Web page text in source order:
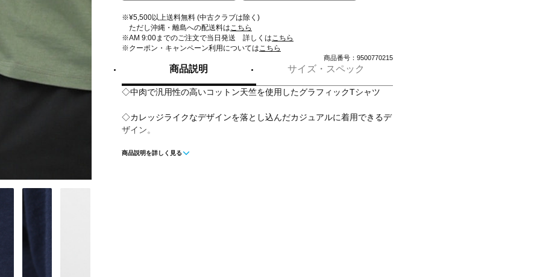
※¥5,500以上送料無料 (中古クラブは除く)
ただし沖縄・離島への配送料はこちら
※AM 9:00までのご注文で当日発送 詳しくはこちら
※クーポン・キャンペーン利用についてはこちら
商品番号：9500770215
商品説明 サイズ・スペック
◇中肉で汎用性の高いコットン天竺を使用したグラフィックTシャツ
◇カレッジライクなデザインを落とし込んだカジュアルに着用できるデ
ザイン。
■カラー(メーカー表記)：
商品説明を詳しく見る